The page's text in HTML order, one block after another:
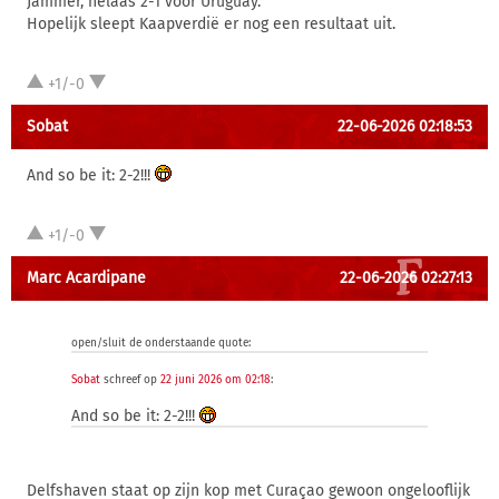
Hopelijk sleept Kaapverdië er nog een resultaat uit.
+1/-0
Sobat 22-06-2026 02:18:53
And so be it: 2-2!!!
+1/-0
Marc Acardipane 22-06-2026 02:27:13
open/sluit de onderstaande quote:
Sobat schreef op 22 juni 2026 om 02:18:
And so be it: 2-2!!!
Delfshaven staat op zijn kop met Curaçao gewoon ongelooflijk